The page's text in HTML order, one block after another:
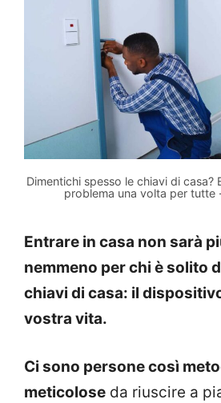
Dimentichi spesso le chiavi di casa?
problema una volta per tutte
Entrare in casa non sarà
nemmeno per chi è solito
chiavi di casa: il
vostra vita.
Ci sono persone così
meticolose da riuscire a